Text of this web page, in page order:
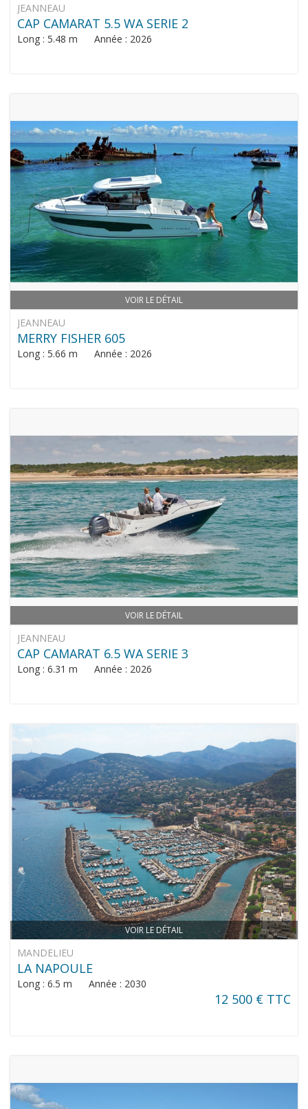
JEANNEAU
CAP CAMARAT 5.5 WA SERIE 2
Long : 5.48 m Année : 2026
VOIR LE DÉTAIL
JEANNEAU
MERRY FISHER 605
Long : 5.66 m Année : 2026
VOIR LE DÉTAIL
JEANNEAU
CAP CAMARAT 6.5 WA SERIE 3
Long : 6.31 m Année : 2026
VOIR LE DÉTAIL
MANDELIEU
LA NAPOULE
Long : 6.5 m Année : 2030
12 500 € TTC